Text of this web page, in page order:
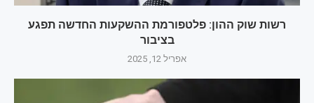
רשות שוק ההון: פלטפורמת ההשקעות החדשה תפגע
בציבור
אפריל 12, 2025